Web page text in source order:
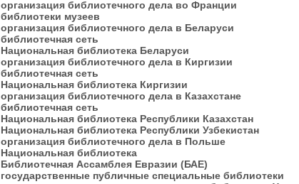
организация библиотечного дела во Франции
библиотеки музеев
организация библиотечного дела в Беларуси
библиотечная сеть
Национальная библиотека Беларуси
организация библиотечного дела в Киргизии
библиотечная сеть
Национальная библиотека Киргизии
организация библиотечного дела в Казахстане
библиотечная сеть
Национальная библиотека Республики Казахстан
Национальная библиотека Республики Узбекистан
организация библиотечного дела в Польше
Национальная библиотека
Библиотечная Ассамблея Евразии (БАЕ)
государственные публичные специальные библиотеки